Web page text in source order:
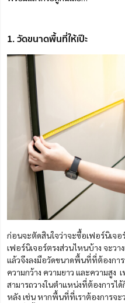
1. วัดขนาดพื้นที่ให้เป๊ะ
ก่อนจะตัดสินใจว่าจะซื้อเฟอร์นิเจ
เฟอร์นิเจอร์ตรงส่วนไหนบ้าง จะวา
แล้วจึงลงมือวัดขนาดพื้นที่ที่ต้องกา
ความกว้าง ความยาว และความสูง
สามารถวางในตำแหน่งที่ต้องการไ
หลัง เช่น หากพื้นที่ที่เราต้องการจะ